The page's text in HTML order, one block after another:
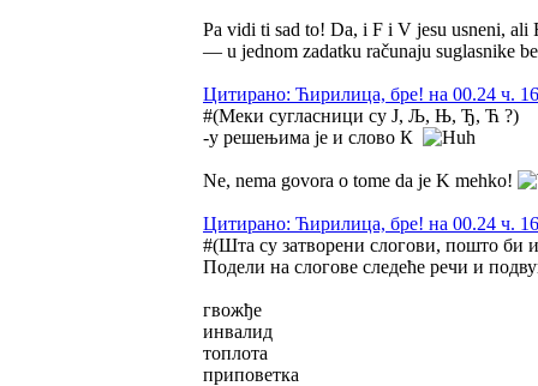
Pa vidi ti sad to! Da, i F i V jesu usneni, ali
— u jednom zadatku računaju suglasnike
Цитирано: Ћирилица, бре! на 00.24 ч.
#(Меки сугласници су Ј, Љ, Њ, Ђ, Ћ ?)
-у решењима је и слово К
Ne, nema govora o tome da je K mehko!
Цитирано: Ћирилица, бре! на 00.24 ч.
#(Шта су затворени слогови, пошто би
Подели на слогове следеће речи и
гвожђе
инвалид
топлота
приповетка